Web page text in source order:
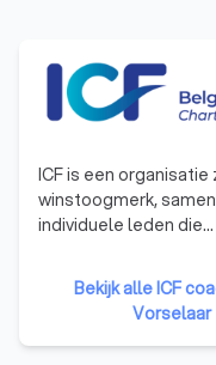
ICF is een organisatie
winstoogmerk,
individuele leden die
de ganse wereld en
als coach in het
leven. ICF is op dit
grootste organisatie
Bekijk alle ICF
Vorselaar